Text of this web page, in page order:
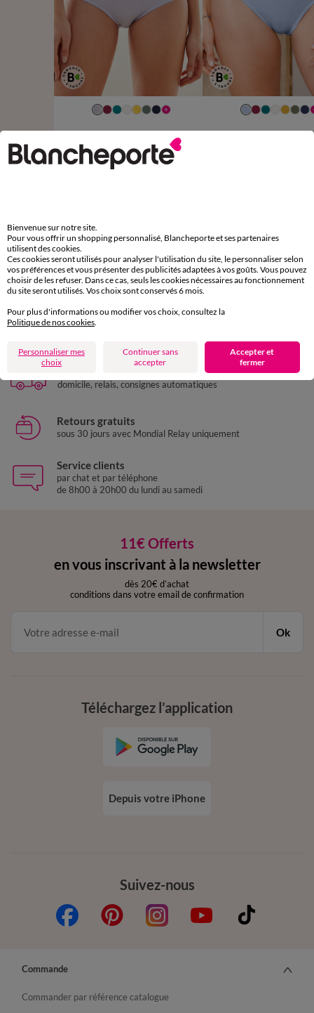
38/40 42/44 46/48 50/52
à partir de 14,99 €
-50% dès 2 art Code 899013
38/40 42/44 46/48
D'autres idées de Soutien-gorge avec armatures
Soutien-gorge avec armatures
Paiement 100% sécurisé
domicile, relais, consignes automatiques
Retours gratuits
sous 30 jours avec Mondial Relay uniquement
Service clients
par chat et par téléphone
de 8h00 à 20h00 du lundi au samedi
11€ Offerts
en vous inscrivant à la newsletter
dès 20€ d’achat
conditions dans votre email de confirmation
Ok
Suivez-nous
Téléchargez l’application
Depuis votre iPhone
Commande
Commander par référence catalogue
Bienvenue sur notre site.
Pour vous offrir un shopping personnalisé, Blancheporte et ses partenaires
utilisent des cookies.
Ces cookies seront utilisés pour analyser l'utilisation du site, le personnaliser selon
vos préférences et vous présenter des publicités adaptées à vos goûts. Vous pouvez
choisir de les refuser. Dans ce cas, seuls les cookies nécessaires au fonctionnement
du site seront utilisés. Vos choix sont conservés 6 mois.
Pour plus d'informations ou modifier vos choix, consultez la
Politique de nos cookies
Personnaliser mes
choix
Continuer sans
accepter
Accepter et
fermer